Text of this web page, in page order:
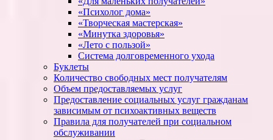
«Психолог дома»
«Творческая мастерская»
«Минутка здоровья»
«Лето с пользой»
Система долговременного ухода
Буклеты
Количество свободных мест получателям
Объем предоставляемых услуг
Предоставление социальных услуг гражданам
зависимым от психоактивных веществ
Правила для получателей при социальном
обслуживании